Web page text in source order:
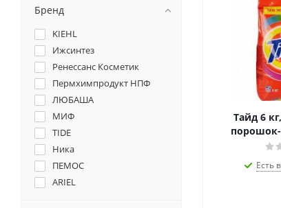
Тайд 6
Есть
Бренд
KIEHL
Ижсинтез
Ренессанс Косметик
Пермхимпродукт НПФ
ЛЮБАША
МИФ
TIDE
Ника
ПЕМОС
ARIEL